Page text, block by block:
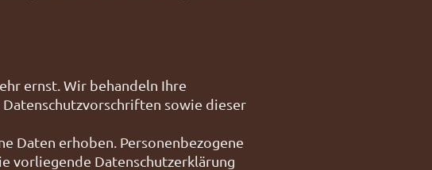
ernst. Wir behandeln Ihre
sowie dieser
Daten erhoben. Personenbezogene
vorliegende Datenschutzerklärung